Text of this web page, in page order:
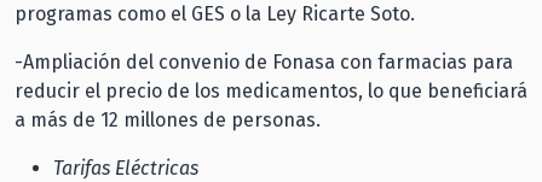
programas como el GES o la Ley Ricarte Soto.
-Ampliación del convenio de Fonasa con farmacias para
reducir el precio de los medicamentos, lo que beneficiará
a más de 12 millones de personas.
Tarifas Eléctricas